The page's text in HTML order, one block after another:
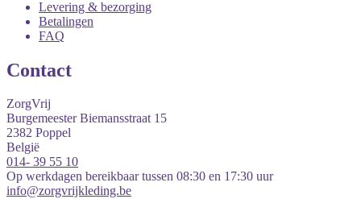
Levering & bezorging
Betalingen
FAQ
Contact
ZorgVrij
Burgemeester Biemansstraat 15
2382 Poppel
België
014- 39 55 10
Op werkdagen bereikbaar tussen 08:30 en 17:30 uur
info@zorgvrijkleding.be